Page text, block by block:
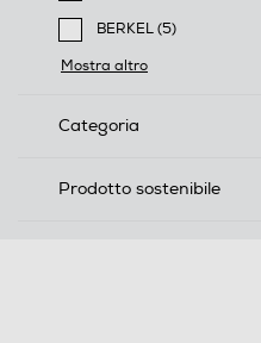
Filtra per Marca: BEKO
BERKEL (5)
Filtra per Marca: BERKEL
Mostra altro
Categoria
Prodotto sostenibile